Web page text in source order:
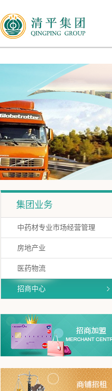
集团业务
中药材专业市场经营管理
房地产业
医药物流
招商中心